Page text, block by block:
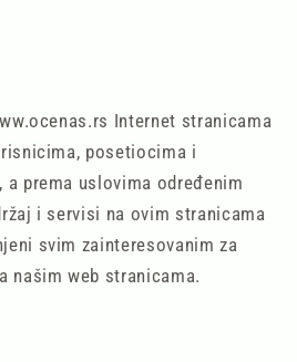
Internet stranicama
posetiocima i
prema uslovima određenim
i servisi na ovim stranicama
svim zainteresovanim za
našim web stranicama.